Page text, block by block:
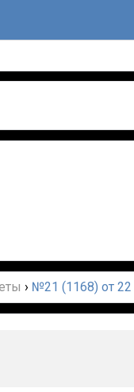
› №21 (1168) от 22